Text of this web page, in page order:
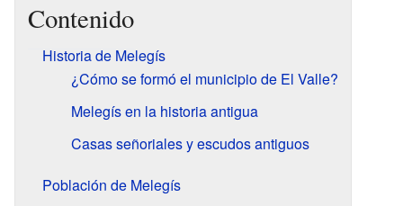
Contenido
Historia de Melegís
¿Cómo se formó el municipio de El Valle?
Melegís en la historia antigua
Casas señoriales y escudos antiguos
Población de Melegís